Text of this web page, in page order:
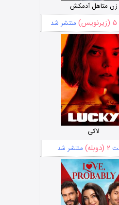
زن متاهل آدمکش
۵ (زیرنویس) منتشر شد
لاکی
۲ (دوبله) منتشر شد